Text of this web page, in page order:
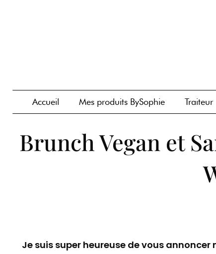
Accueil Mes produits BySophie Traiteur
Brunch Vegan et
Je suis super heureuse de vous